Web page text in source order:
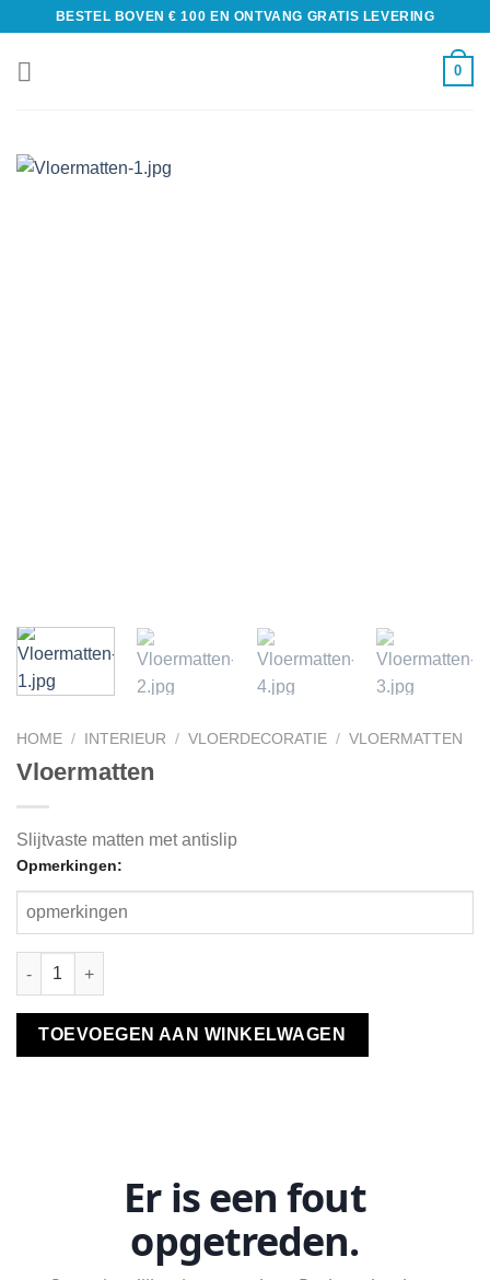
BESTEL BOVEN € 100 EN ONTVANG GRATIS LEVERING
0
HOME / INTERIEUR / VLOERDECORATIE / VLOERMATTEN
Vloermatten
Slijtvaste matten met antislip
Opmerkingen:
TOEVOEGEN AAN WINKELWAGEN